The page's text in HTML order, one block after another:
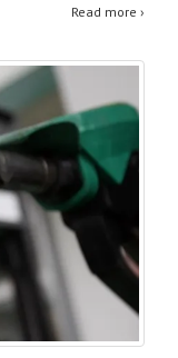
Read more ›